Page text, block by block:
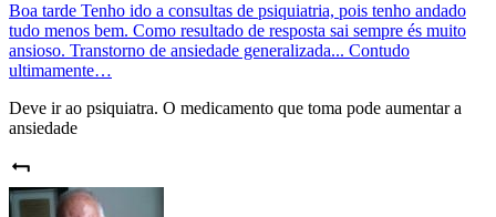
Boa tarde Tenho ido a consultas de psiquiatria, pois tenho andado
tudo menos bem. Como resultado de resposta sai sempre és muito
ansioso. Transtorno de ansiedade generalizada... Contudo
ultimamente…
Deve ir ao psiquiatra. O medicamento que toma pode aumentar a
ansiedade